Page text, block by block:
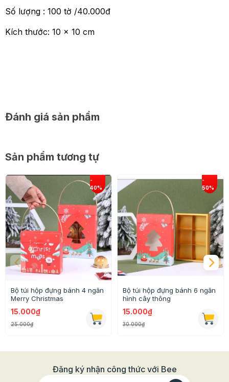
Số lượng : 100 tờ /40.000đ
Kích thước: 10 x 10 cm
Đánh giá sản phẩm
Sản phẩm tương tự
Bộ túi hộp đựng bánh 4 ngăn
Merry Christmas
15.000₫
25.000₫
Bộ túi hộp đựng bánh 6 ngăn
hình cây thông
15.000₫
30.000₫
Đăng ký nhận công thức với Bee